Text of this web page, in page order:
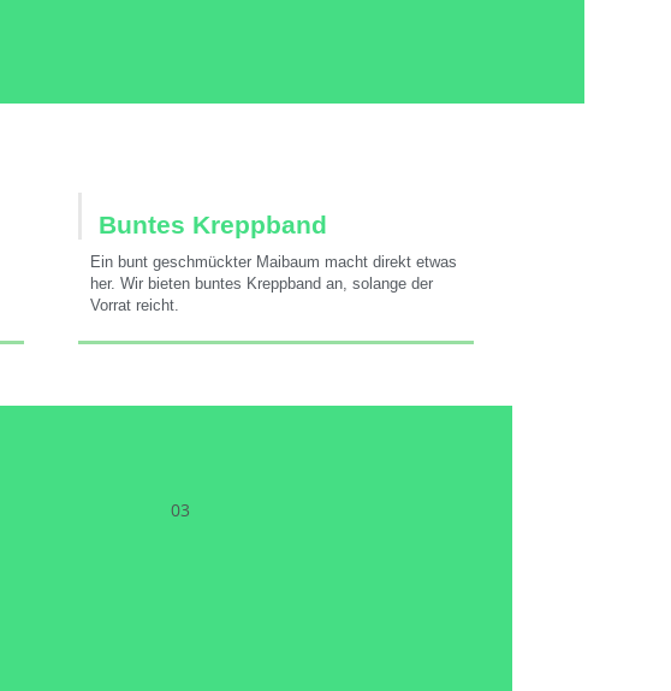
Buntes Kreppband
Ein bunt geschmückter Maibaum macht direkt etwas
her. Wir bieten buntes Kreppband an, solange der
Vorrat reicht.